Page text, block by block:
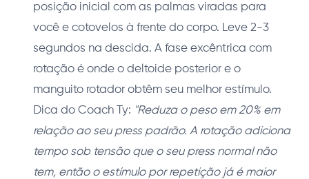
posição inicial com as palmas viradas para
você e cotovelos à frente do corpo. Leve 2-3
segundos na descida. A fase excêntrica com
rotação é onde o deltoide posterior e o
manguito rotador obtêm seu melhor estímulo.
Dica do Coach Ty: "Reduza o peso em 20% em
relação ao seu press padrão. A rotação adiciona
tempo sob tensão que o seu press normal não
tem, então o estímulo por repetição já é maior